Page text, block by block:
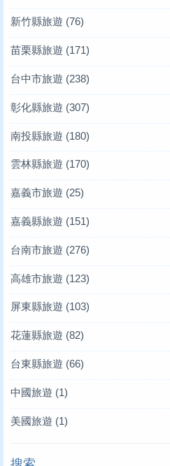
新竹縣旅遊 (76)
苗栗縣旅遊 (171)
台中市旅遊 (238)
彰化縣旅遊 (307)
南投縣旅遊 (180)
雲林縣旅遊 (170)
嘉義市旅遊 (25)
嘉義縣旅遊 (151)
台南市旅遊 (276)
高雄市旅遊 (123)
屏東縣旅遊 (103)
花蓮縣旅遊 (82)
台東縣旅遊 (66)
中國旅遊 (1)
美國旅遊 (1)